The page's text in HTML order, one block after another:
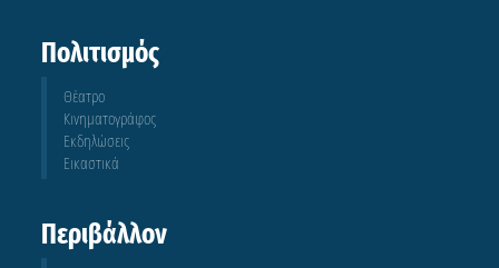
Πολιτισμός
Θέατρο
Κινηματογράφος
Εκδηλώσεις
Εικαστικά
Περιβάλλον